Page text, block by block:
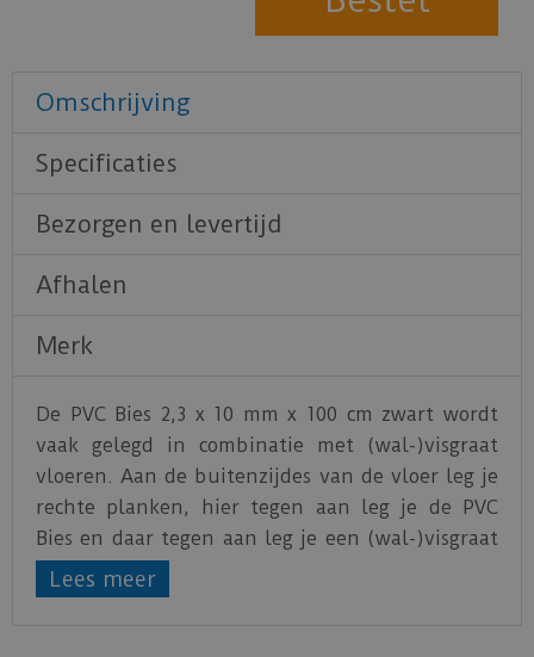
Omschrijving
Specificaties
Bezorgen en levertijd
Afhalen
Merk
De PVC Bies 2,3 x 10 mm x 100 cm zwart wordt
vaak gelegd in combinatie met (wal-)visgraat
vloeren. Aan de buitenzijdes van de vloer leg je
rechte planken, hier tegen aan leg je de PVC
Bies en daar tegen aan leg je een (wal-)visgraat
vloer. Dit zorgt voor een mooie en moderne
uitstraling.
Lees meer